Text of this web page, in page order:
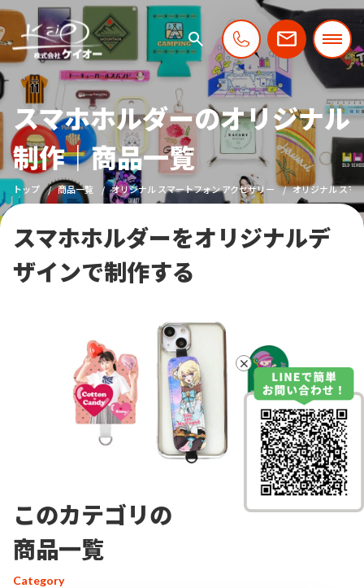
スマホホルダーのオリジナル
制作｜商品一覧
トップ 商品一覧 オリジナル スマートフォン アクセサリー オリジナル スマ
スマホホルダーをオリジナルデ
ザインで制作する
このカテゴリの
商品一覧
Category